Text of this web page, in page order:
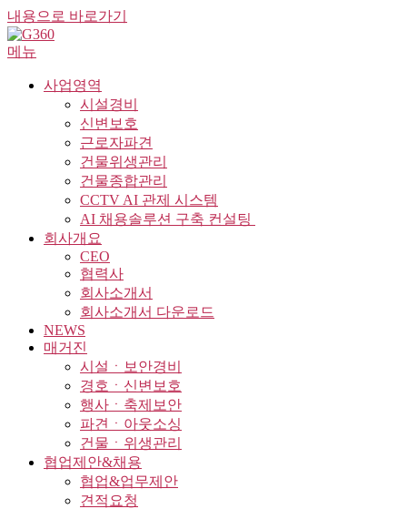
내용으로 바로가기
메뉴
사업영역
시설경비
신변보호
근로자파견
건물위생관리
건물종합관리
CCTV AI 관제 시스템
AI 채용솔루션 구축 컨설팅 ​
회사개요
CEO
협력사
회사소개서
회사소개서 다운로드
NEWS
매거진
시설ㆍ보안경비
경호ㆍ신변보호
행사ㆍ축제보안
파견ㆍ아웃소싱
건물ㆍ위생관리
협업제안&채용
협업&업무제안
견적요청